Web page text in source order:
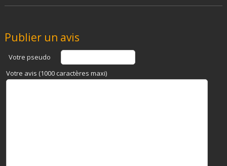
Publier un avis
Votre pseudo
Votre avis (1000 caractères maxi)